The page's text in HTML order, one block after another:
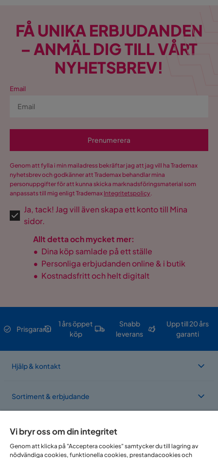
FÅ UNIKA ERBJUDANDEN
– ANMÄL DIG TILL VÅRT
NYHETSBREV!
Email
Prenumerera
Genom att fylla i min mailadress bekräftar jag att jag vill ha Trademax
nyhetsbrev och godkänner att Trademax behandlar mina
personuppgifter för att kunna skicka marknadsföringsmaterial som
anpassats till mig enligt Trademax Integritetspolicy.
Ja, tack! Jag vill även skapa ett konto till Mina
sidor.
Allt detta och mycket mer:
• Dina köp samlade på ett ställe
• Personliga erbjudanden online & i butik
• Kostnadsfritt och helt digitalt
Prisgaranti
1 års öppet
köp
Snabb
leverans
Upp till 20 års
garanti
Hjälp & kontakt
Sortiment & erbjudande
Vi bryr oss om din integritet
Genom att klicka på "Acceptera cookies" samtycker du till lagring av
nödvändiga cookies, funktionella cookies, prestandacookies och